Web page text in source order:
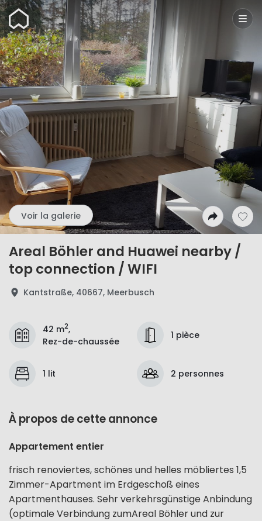
Wunderflats
Voir la galerie
Areal Böhler and Huawei nearby /
top connection / WIFI
Kantstraße, 40667, Meerbusch
42 m2,
Rez-de-chaussée
1 pièce
1 lit 2 personnes
À propos de cette annonce
Appartement entier
frisch renoviertes, schönes und helles möbliertes 1,5
Zimmer-Apartment im Erdgeschoß eines
Apartmenthauses. Sehr verkehrsgünstige Anbindung
(optimale Verbindung zumAreal Böhler und zur